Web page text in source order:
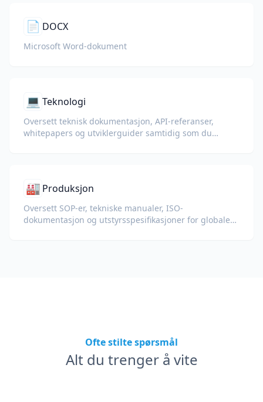
📄 DOCX
Microsoft Word-dokument
💻 Teknologi
Oversett teknisk dokumentasjon, API-referanser,
whitepapers og utviklerguider samtidig som du
🏭 Produksjon
Oversett SOP-er, tekniske manualer, ISO-
dokumentasjon og utstyrsspesifikasjoner for globale
Ofte stilte spørsmål
Alt du trenger å vite